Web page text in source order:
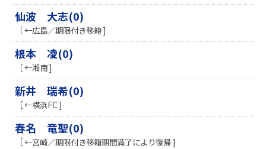
仙波 大志(0)
［ ←広島／期限付き移籍 ]
根本 凌(0)
［ ←湘南 ]
新井 瑞希(0)
［ ←横浜FC ]
春名 竜聖(0)
［ ←宮崎／期限付き移籍期間満了により復帰 ]